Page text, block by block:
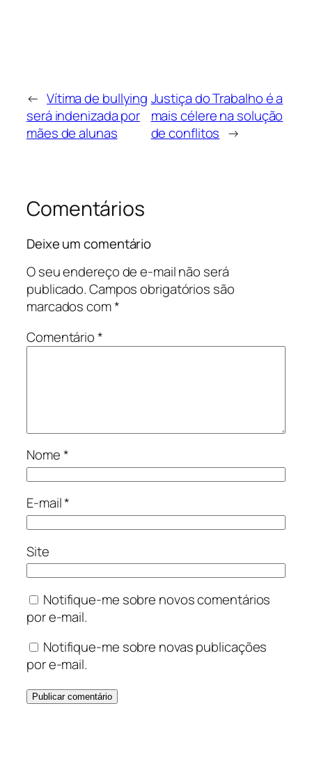
← Vítima de bullying
será indenizada por
mães de alunas
Justiça do Trabalho é a
mais célere na solução
de conflitos →
Comentários
Deixe um comentário
O seu endereço de e-mail não será
publicado.Campos obrigatórios são
marcados com*
Comentário*
Nome*
E-mail*
Site
Notifique-me sobre novos comentários
por e-mail.
Notifique-me sobre novas publicações
por e-mail.